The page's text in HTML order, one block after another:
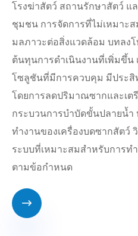
โรงฆ่าสัตว์ สถานรักษาสัตว์ แ
ชุมชน การจัดการที่ไม่เหมาะ
มลภาวะต่อสิ่งแวดล้อม บทลง
ต้นทุนการดำเนินงานที่เพิ่มขึ้น
โซลูชันที่มีการควบคุม มีประ
โดยการลดปริมาณซากและเต
กระบวนการบำบัดขั้นปลายน้ำ
ทำงานของเครื่องบดซากสัตว์
ระบบที่เหมาะสมสำหรับการท
ตามข้อกำหนด
